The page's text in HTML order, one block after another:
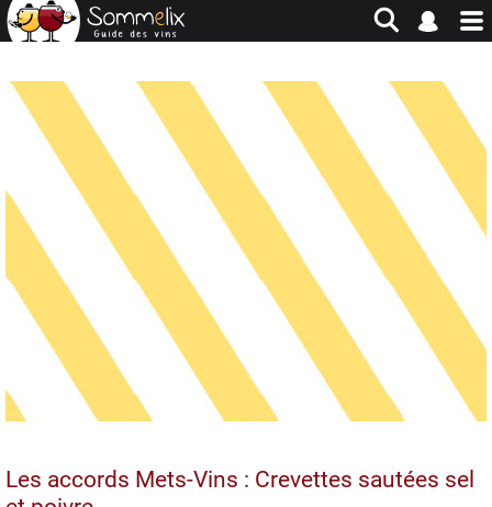
Les accords Mets-Vins : Crevettes sautées sel
Site en jachère - Pour historique et consultation uniquement